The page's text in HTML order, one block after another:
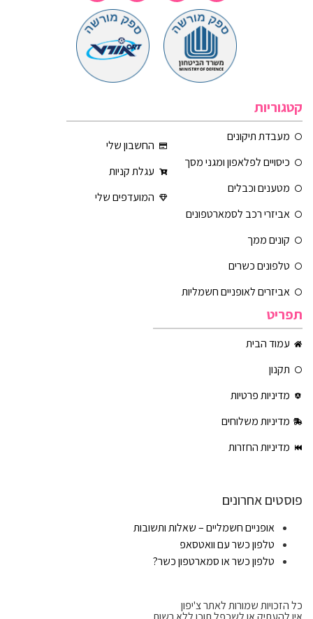
קטגוריות
מעבדת תיקונים
כיסויים לפלאפון ומגני מסך
מטענים וכבלים
אביזרי רכב לסמארטפונים
קונים ממך
טלפונים כשרים
אביזרים לאופניים חשמליות
החשבון שלי
עגלת קניות
המועדפים שלי
תפריט
עמוד הבית
תקנון
מדיניות פרטיות
מדיניות משלוחים
מדיניות החזרות
פוסטים אחרונים
אופניים חשמליים – שאלות ותשובות
טלפון כשר עם וואטסאפ
טלפון כשר או סמארטפון כשר?
כל הזכויות שמורות לאתר צ'יפון